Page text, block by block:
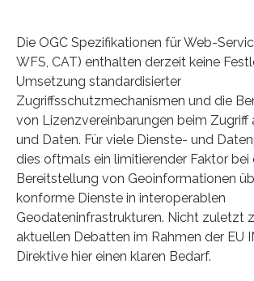
Die OGC Spezifikationen für Web-
WFS, CAT) enthalten derzeit keine
Umsetzung standardisierter
Zugriffsschutzmechanismen und die
von Lizenzvereinbarungen beim Zugriff
und Daten. Für viele Dienste- und
dies oftmals ein limitierender Faktor bei
Bereitstellung von Geoinformationen
konforme Dienste in interoperablen
Geodateninfrastrukturen. Nicht zuletzt
aktuellen Debatten im Rahmen der EU
Direktive hier einen klaren Bedarf.